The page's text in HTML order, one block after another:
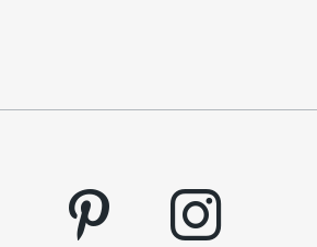
pinterest instagram